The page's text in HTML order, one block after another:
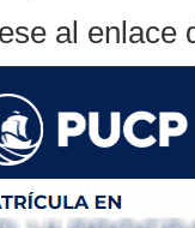
al enlace